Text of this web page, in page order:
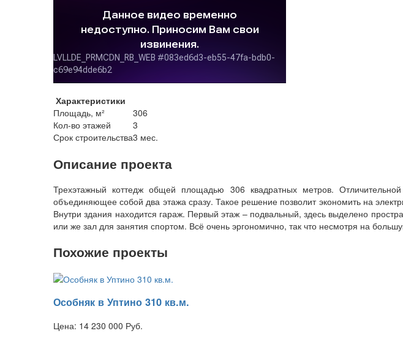
Характеристики
Площадь, м²
306
Кол-во этажей
3
Срок строительства3 мес.
Описание проекта
Трехэтажный коттедж общей площадью 306 квадратных метров.
объединяющее собой два этажа сразу. Такое решение позволит экономить на
Внутри здания находится гараж. Первый этаж – подвальный, здесь выделено
или же зал для занятия спортом. Всё очень эргономично, так что несмотря на
Похожие проекты
Особняк в Уптино 310 кв.м.
Цена: 14 230 000 Руб.